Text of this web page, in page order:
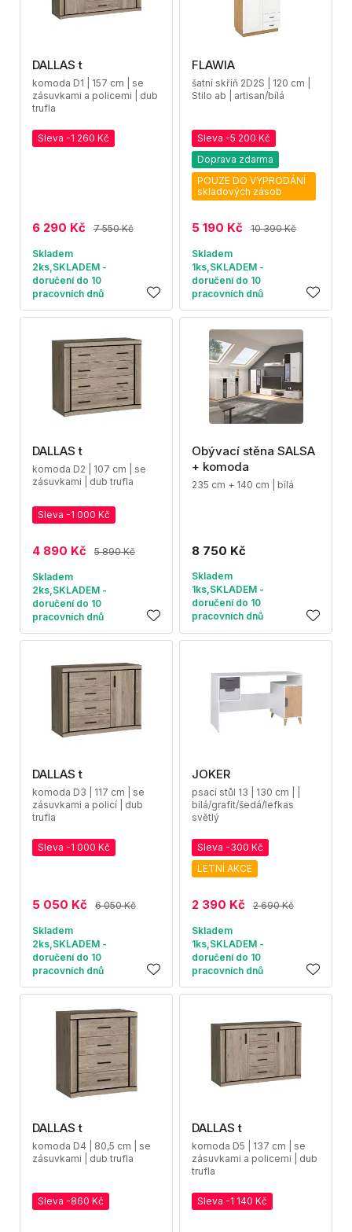
DALLAS t
komoda D1 | 157 cm | se
zásuvkami a policemi | dub
trufla
Sleva -1 260 Kč
6 290 Kč 7 550 Kč
Skladem
2ks,SKLADEM -
doručení do 10
pracovních dnů
FLAWIA
šatní skříň 2D2S | 120 cm |
Stilo ab | artisan/bílá
Sleva -5 200 Kč
Doprava zdarma
POUZE DO VYPRODÁNÍ
skladových zásob
5 190 Kč 10 390 Kč
Skladem
1ks,SKLADEM -
doručení do 10
pracovních dnů
DALLAS t
komoda D2 | 107 cm | se
zásuvkami | dub trufla
Sleva -1 000 Kč
4 890 Kč 5 890 Kč
Skladem
2ks,SKLADEM -
doručení do 10
pracovních dnů
Obývací stěna SALSA
+ komoda
235 cm + 140 cm | bílá
8 750 Kč
Skladem
1ks,SKLADEM -
doručení do 10
pracovních dnů
DALLAS t
komoda D3 | 117 cm | se
zásuvkami a policí | dub
trufla
Sleva -1 000 Kč
5 050 Kč 6 050 Kč
Skladem
2ks,SKLADEM -
doručení do 10
pracovních dnů
JOKER
psací stůl 13 | 130 cm | |
bílá/grafit/šedá/lefkas
světlý
Sleva -300 Kč
LETNÍ AKCE
2 390 Kč 2 690 Kč
Skladem
1ks,SKLADEM -
doručení do 10
pracovních dnů
DALLAS t
komoda D4 | 80,5 cm | se
zásuvkami | dub trufla
Sleva -860 Kč
DALLAS t
komoda D5 | 137 cm | se
zásuvkami a policemi | dub
trufla
Sleva -1 140 Kč